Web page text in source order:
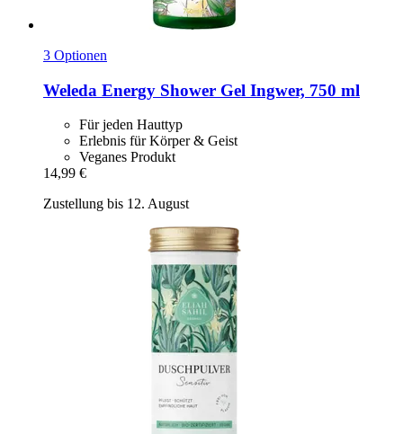
3 Optionen
Weleda Energy Shower Gel Ingwer, 750 ml
Für jeden Hauttyp
Erlebnis für Körper & Geist
Veganes Produkt
14,99 €
Zustellung bis 12. August